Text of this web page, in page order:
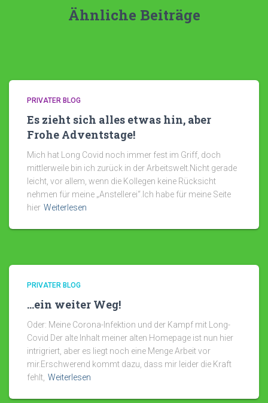
Ähnliche Beiträge
PRIVATER BLOG
Es zieht sich alles etwas hin, aber
Frohe Adventstage!
Mich hat Long Covid noch immer fest im Griff, doch
mittlerweile bin ich zurück in der Arbeitswelt.Nicht gerade
leicht, vor allem, wenn die Kollegen keine Rücksicht
nehmen für meine „Anstellerei“.Ich habe für meine Seite
hier Weiterlesen
PRIVATER BLOG
…ein weiter Weg!
Oder: Meine Corona-Infektion und der Kampf mit Long-
Covid Der alte Inhalt meiner alten Homepage ist nun hier
intrigriert, aber es liegt noch eine Menge Arbeit vor
mir.Erschwerend kommt dazu, dass mir leider die Kraft
fehlt, Weiterlesen